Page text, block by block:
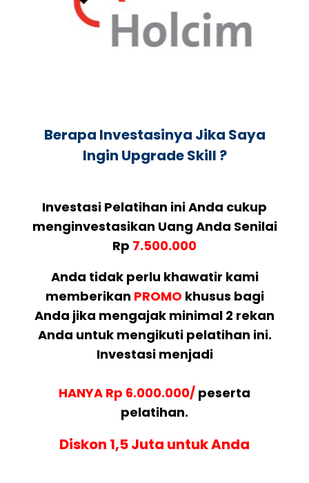
Berapa Investasinya Jika Saya
Ingin Upgrade Skill ?
Investasi Pelatihan ini Anda cukup
menginvestasikan Uang Anda Senilai
Rp 7.500.000
Anda tidak perlu khawatir kami
memberikan PROMO khusus bagi
Anda jika mengajak minimal 2 rekan
Anda untuk mengikuti pelatihan ini.
Investasi menjadi
HANYA Rp 6.000.000/ peserta
pelatihan.
Diskon 1,5 Juta untuk Anda